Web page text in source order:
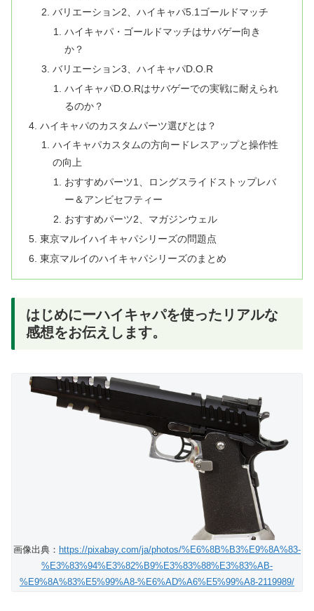
バリエーション2、ハイキャパ5.1ゴールドマッチ
ハイキャパ・ゴールドマッチはサバゲー向き
か？
バリエーション3、ハイキャパD.O.R
ハイキャパD.O.Rはサバゲーでの実戦に耐えられ
るのか？
ハイキャパのカスタムパーツ選びとは？
ハイキャパカスタムの方向ードレスアップと操作性
の向上
おすすめパーツ1、ロングスライドストップレバ
ー＆アンビセフティー
おすすめパーツ2、マガジンウェル
東京マルイハイキャパシリーズの問題点
東京マルイのハイキャパシリーズのまとめ
はじめにーハイキャパを使ったリアルな
感想をお伝えします。
画像出典： https://pixabay.com/ja/photos/%E6%8B%B3%E9%8A%83-
%E3%83%94%E3%82%B9%E3%83%88%E3%83%AB-
%E9%8A%83%E5%99%A8-%E6%AD%A6%E5%99%A8-2119989/